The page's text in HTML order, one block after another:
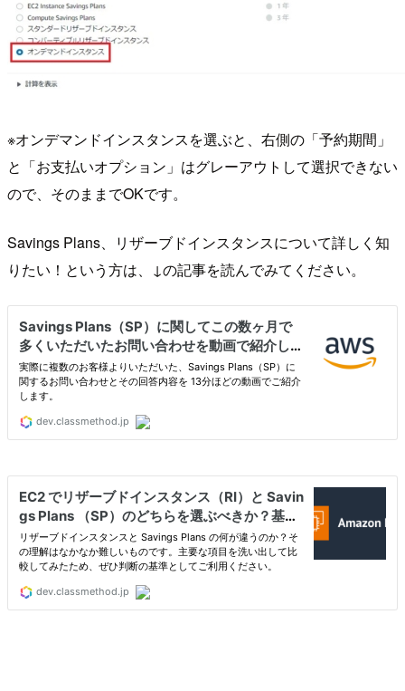
※オンデマンドインスタンスを選ぶと、右側の「予約期間」
と「お支払いオプション」はグレーアウトして選択できない
ので、そのままでOKです。
Savings Plans、リザーブドインスタンスについて詳しく知
りたい！という方は、↓の記事を読んでみてください。